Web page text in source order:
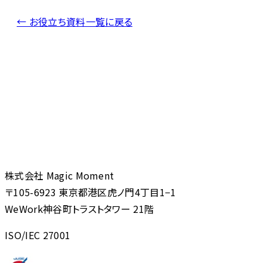
← お役立ち資料一覧に戻る
株式会社 Magic Moment
〒105-6923 東京都港区虎ノ門4丁目1−1
WeWork神谷町トラストタワー 21階
ISO/IEC 27001